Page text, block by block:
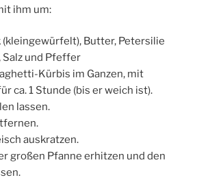
ihm um:
(kleingewürfelt), Butter, Petersilie
und Pfeffer
Kürbis im Ganzen, mit
ca. 1 Stunde (bis er weich ist).
lassen.
auskratzen.
großen Pfanne erhitzen und den